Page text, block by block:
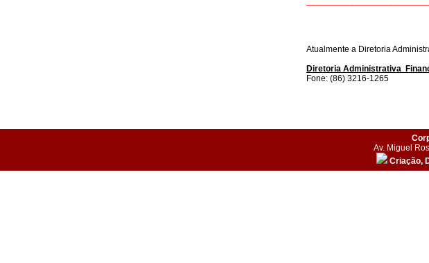
Atualmente a Diretoria
Diretoria Administrativa
Fone: (86) 3216-1265
Av. Miguel
Criação,